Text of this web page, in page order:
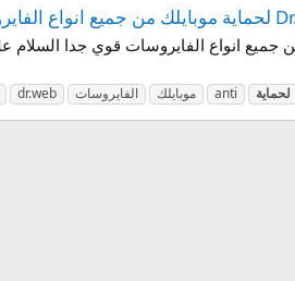
لحماية anti موبايلك الفايروسات dr.web